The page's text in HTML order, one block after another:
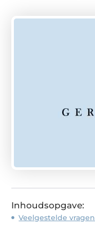
Inhoudsopgave:
Veelgestelde vragen